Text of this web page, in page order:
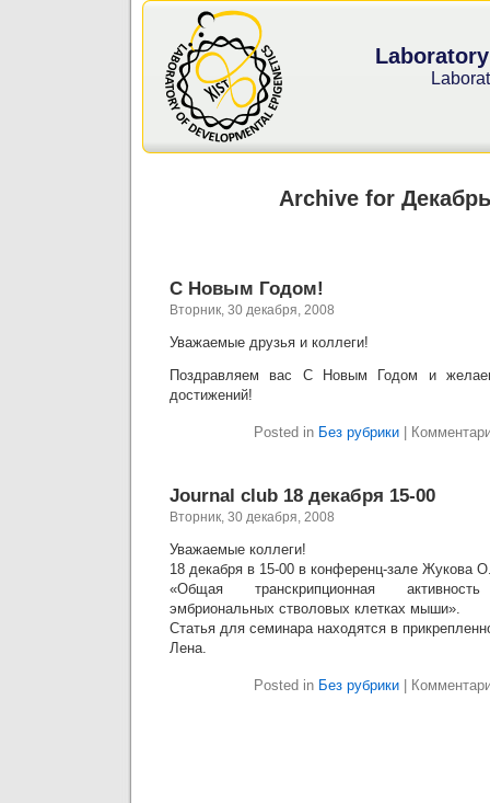
Archive for
С Новым Годом!
Вторник, 30 декабря, 2008
Уважаемые друзья и коллеги!
Поздравляем вас С Новым Годом и
достижений!
Posted in Без рубрики
Journal club 18 декабря 15-00
Вторник, 30 декабря, 2008
Уважаемые коллеги!
18 декабря в 15-00 в конференц-зале Жукова
«Общая транскрипционная
эмбриональных стволовых клетках мыши».
Статья для семинара находятся в
Лена.
Posted in Без рубрики